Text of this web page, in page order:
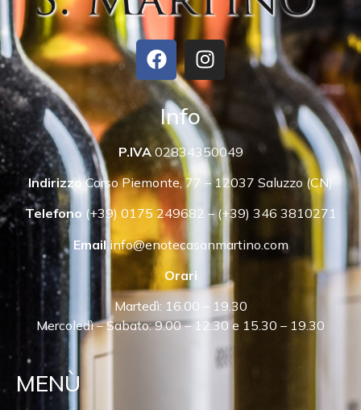
Info
P.IVA02834350049
IndirizzoCorso Piemonte, 77 – 12037 Saluzzo (CN)
Telefono (+39) 0175 249682 – (+39) 346 3810271
Email info@enotecasanmartino.com
Orari
Martedì: 16.00 – 19.30
Mercoledì – Sabato: 9.00 – 12.30 e 15.30 – 19.30
MENÙ